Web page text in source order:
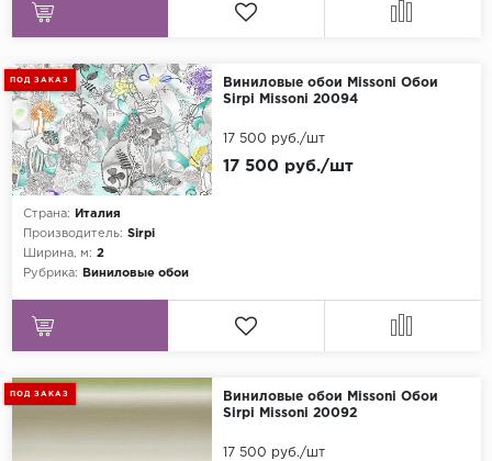
ПОД ЗАКАЗ
Виниловые обои Missoni Обои
Sirpi Missoni 20094
Страна:
Италия
Производитель: Sirpi
Ширина, м: 2
Рубрика:
Виниловые обои
17 500 руб./шт
17 500 руб./шт
ПОД ЗАКАЗ
Виниловые обои Missoni Обои
Sirpi Missoni 20092
17 500 руб./шт